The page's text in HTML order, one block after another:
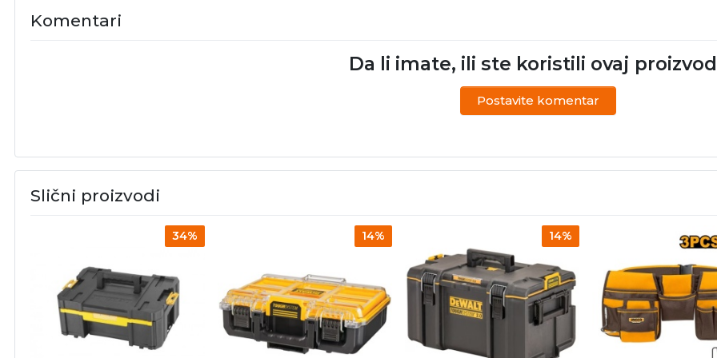
Komentari
Da li imate, ili ste koristili ovaj
Postavite komentar
Slični proizvodi
34% 14% 14%